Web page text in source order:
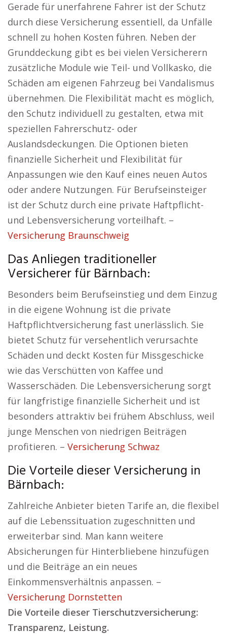
Gerade für unerfahrene Fahrer ist der Schutz
durch diese Versicherung essentiell, da Unfälle
schnell zu hohen Kosten führen. Neben der
Grunddeckung gibt es bei vielen Versicherern
zusätzliche Module wie Teil- und Vollkasko, die
Schäden am eigenen Fahrzeug bei Vandalismus
übernehmen. Die Flexibilität macht es möglich,
den Schutz individuell zu gestalten, etwa mit
speziellen Fahrerschutz- oder
Auslandsdeckungen. Die Optionen bieten
finanzielle Sicherheit und Flexibilität für
Anpassungen wie den Kauf eines neuen Autos
oder andere Nutzungen. Für Berufseinsteiger
ist der Schutz durch eine private Haftpflicht-
und Lebensversicherung vorteilhaft. –
Versicherung Braunschweig
Das Anliegen traditioneller
Versicherer für Bärnbach:
Besonders beim Berufseinstieg und dem Einzug
in die eigene Wohnung ist die private
Haftpflichtversicherung fast unerlässlich. Sie
bietet Schutz für versehentlich verursachte
Schäden und deckt Kosten für Missgeschicke
wie das Verschütten von Kaffee und
Wasserschäden. Die Lebensversicherung sorgt
für langfristige finanzielle Sicherheit und ist
besonders attraktiv bei frühem Abschluss, weil
junge Menschen von niedrigen Beiträgen
profitieren. – Versicherung Schwaz
Die Vorteile dieser Versicherung in
Bärnbach:
Zahlreiche Anbieter bieten Tarife an, die flexibel
auf die Lebenssituation zugeschnitten und
erweiterbar sind. Man kann weitere
Absicherungen für Hinterbliebene hinzufügen
und die Beiträge an ein neues
Einkommensverhältnis anpassen. –
Versicherung Dornstetten
Die Vorteile dieser Tierschutzversicherung:
Transparenz, Leistung.